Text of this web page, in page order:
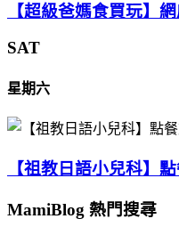
【超級爸媽食買玩】
SAT
星期六
【祖教日語小兒科】點
MamiBlog 熱門搜尋